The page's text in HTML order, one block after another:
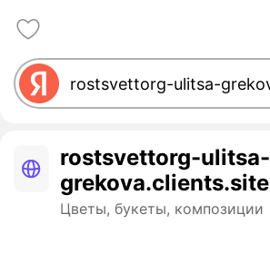
rostsvettorg-ulitsa-
grekova.clients.site
Цветы, букеты, композиции